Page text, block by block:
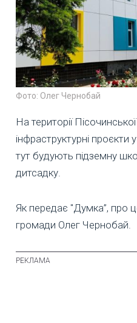
Фото: Олег Чернобай
На території
інфраструктурні проєкти
тут будують підземну
дитсадку.
Як передає "Думка”, про
громади Олег Чернобай.